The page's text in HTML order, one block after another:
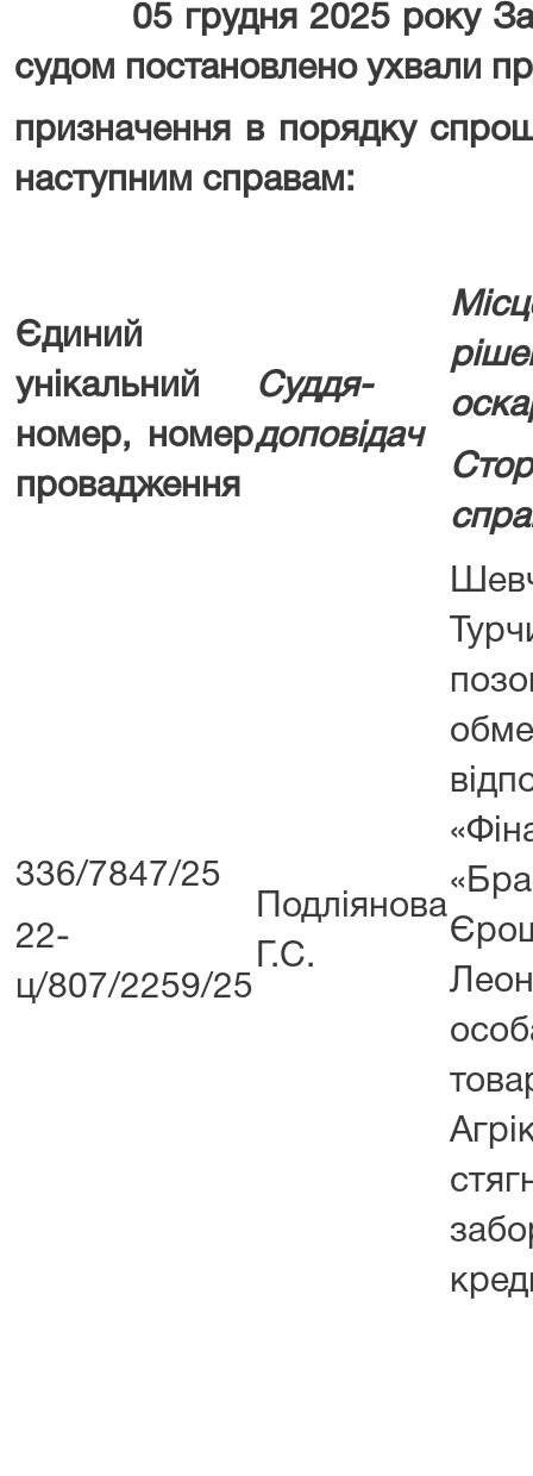
05 грудня 2025 року
судом постановлено ухвали
призначення в порядку
наступним справам:
Єдиний
унікальний
номер, номер
провадження
Суддя-
доповідач
336/7847/25
22-
ц/807/2259/25
Подліянова
Г.С.